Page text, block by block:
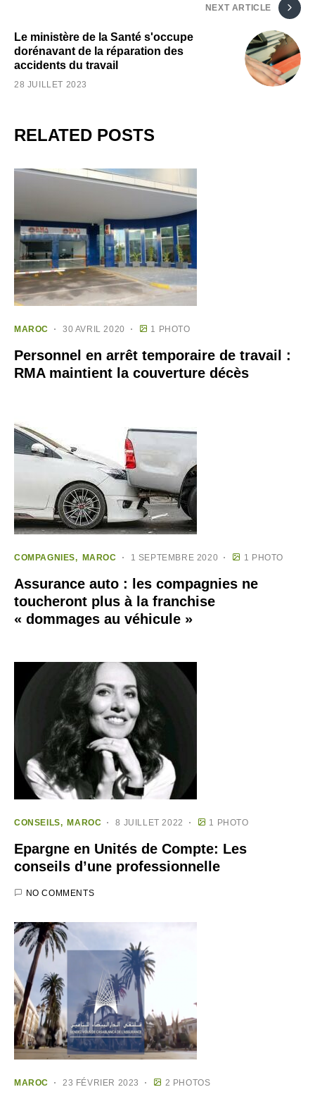
NEXT ARTICLE
Le ministère de la Santé s'occupe
dorénavant de la réparation des
accidents du travail
28 JUILLET 2023
RELATED POSTS
MAROC 30 AVRIL 2020 1 PHOTO
Personnel en arrêt temporaire de travail :
RMA maintient la couverture décès
COMPAGNIES MAROC 1 SEPTEMBRE 2020 1 PHOTO
Assurance auto : les compagnies ne
toucheront plus à la franchise
« dommages au véhicule »
CONSEILS MAROC 8 JUILLET 2022 1 PHOTO
Epargne en Unités de Compte: Les
conseils d’une professionnelle
NO COMMENTS
MAROC 23 FÉVRIER 2023 2 PHOTOS